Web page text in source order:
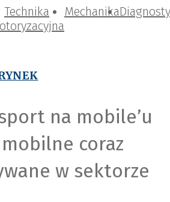
Technika
Mechanika
na mobile’u
coraz
w sektorze